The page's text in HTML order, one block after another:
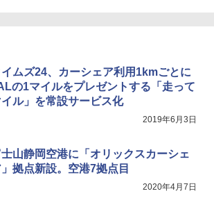
イムズ24、カーシェア利用1kmごとに
の1マイルをプレゼントする「走って
イル」を常設サービス化
2019年6月3日
山静岡空港に「オリックスカーシェ
拠点新設。空港7拠点目
2020年4月7日